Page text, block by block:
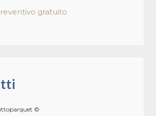
gratuito
©